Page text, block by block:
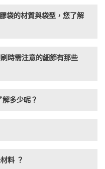
袋的材質與袋型，您了解
時需注意的細節有那些
多少呢？
料 ？